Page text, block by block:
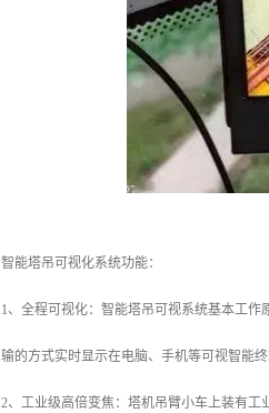
智能塔吊可视化系统功能：
1、全程可视化：智能塔吊可视系统基本工
输的方式实时显示在电脑、手机等可视智能
2、工业级高倍变焦：塔机吊臂小车上装有